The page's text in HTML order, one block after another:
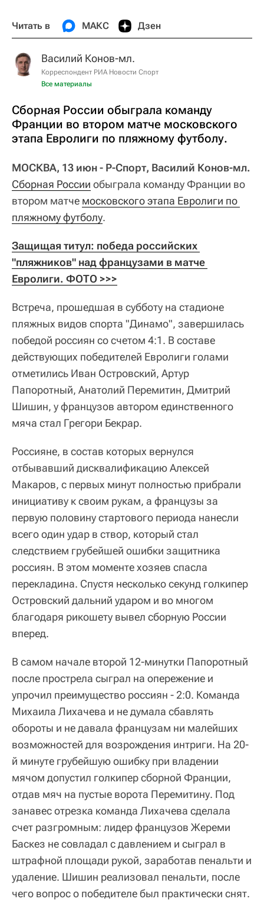
Читать в МАКС Дзен
Василий Конов-мл.
Корреспондент РИА Новости Спорт
Все материалы
Сборная России обыграла команду
Франции во втором матче московского
этапа Евролиги по пляжному футболу.
МОСКВА, 13 июн - Р-Спорт, Василий Конов-мл.
Сборная России обыграла команду Франции во
втором матче московского этапа Евролиги по
пляжному футболу.
Защищая титул: победа российских
"пляжников" над французами в матче
Евролиги. ФОТО >>>
Встреча, прошедшая в субботу на стадионе
пляжных видов спорта "Динамо", завершилась
победой россиян со счетом 4:1. В составе
действующих победителей Евролиги голами
отметились Иван Островский, Артур
Папоротный, Анатолий Перемитин, Дмитрий
Шишин, у французов автором единственного
мяча стал Грегори Бекрар.
Россияне, в состав которых вернулся
отбывавший дисквалификацию Алексей
Макаров, с первых минут полностью прибрали
инициативу к своим рукам, а французы за
первую половину стартового периода нанесли
всего один удар в створ, который стал
следствием грубейшей ошибки защитника
россиян. В этом моменте хозяев спасла
перекладина. Спустя несколько секунд голкипер
Островский дальний ударом и во многом
благодаря рикошету вывел сборную России
вперед.
В самом начале второй 12-минутки Папоротный
после прострела сыграл на опережение и
упрочил преимущество россиян - 2:0. Команда
Михаила Лихачева и не думала сбавлять
обороты и не давала французам ни малейших
возможностей для возрождения интриги. На 20-
й минуте грубейшую ошибку при владении
мячом допустил голкипер сборной Франции,
отдав мяч на пустые ворота Перемитину. Под
занавес отрезка команда Лихачева сделала
счет разгромным: лидер французов Жереми
Баскез не совладал с давлением и сыграл в
штрафной площади рукой, заработав пенальти и
удаление. Шишин реализовал пенальти, после
чего вопрос о победителе был практически снят.